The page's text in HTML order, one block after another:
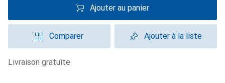
Ajouter au panier
Comparer Ajouter à la liste
livraison gratuite